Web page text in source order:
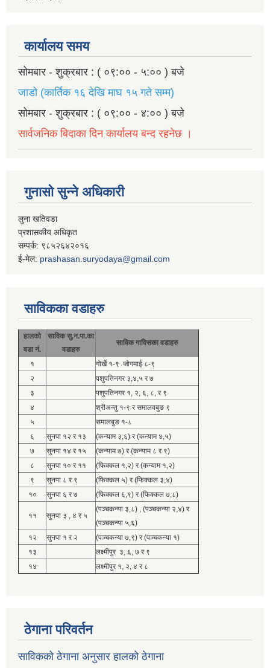
कार्यालय समय
सोमबार - शुक्रबार : ( ०९:०० - ५:०० ) बजे
जाडो (कार्तिक १६ देखि माघ १५ गते सम्म)
सोमबार - शुक्रबार : ( ०९:०० - ४:०० ) बजे
सार्वजनिक बिदाका दिन कार्यालय बन्द रहनेछ ।
गुनासो सुन्ने अधिकारी
लुना खतिवडा
प्रशासकीय अधिकृत
सम्पर्क: ९८५२६४२०१६
ई-मेल: prashasan.suryodaya@gmail.com
साविकका वडाहरु
हालको
वडा नं.
साविक सु.न.पा.का
वडाहरु
साविक गाविसका वडाहरु
१
गोर्खे १-९ जोगमाई ८-९
२
पशुपतिनगर ३,४,५ र ७
३
पशुपतिनगर १, २, ६, ८, र ९
४
श्रीअन्तु १-९ र समालवबुङ ९
५
समालबुङ १-८
६
सुनपा १२ र १३
(कन्याम ३,६) र (कन्याम ४,५)
७
सुनपा १४ र १५
(कन्याम ७) र (कन्याम ८ र ९)
८
सुनपा १० र ११
(फिक्कल १,२) र (कन्याम १,२)
९
सुनपा ८ र ९
(फिक्कल ५) र (फिक्कल ३,४)
१०
सुनपा ६ र ७ (फिक्कल ६,९) र (फिक्कल ७,८)
११ सुनपा ३ , ४ र ५
(पञ्चकन्या ३,८) , (पञ्चकन्या २,४) र
(पञ्चकन्या ५,६)
१२
सुनपा १ र २
(पञ्चकन्या ७,९) र (पञ्चकन्या १)
१३
लक्ष्मीपुर ३, ६, ७ र ९
१४
लक्ष्मीपुर १, २, ४ र ८
ठेगाना परिवर्तन
साविकको ठेगाना अनुसार हालको ठेगाना